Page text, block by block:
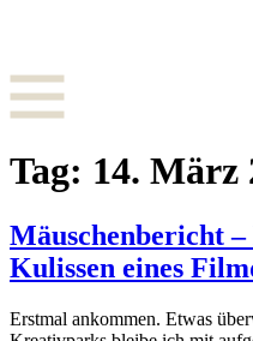
Tag: 14. März
Mäuschenbericht
Kulissen eines
Erstmal ankommen. Etwas